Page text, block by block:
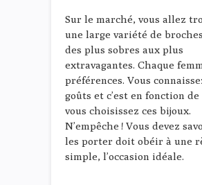
Sur le marché, vous allez
une large variété de
des plus sobres aux plus
extravagantes. Chaque
préférences. Vous
goûts et c’est en fonction de
vous choisissez ces bijoux.
N’empêche ! Vous devez
les porter doit obéir à une
simple, l’occasion idéale.